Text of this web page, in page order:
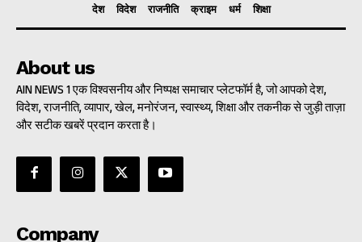
देश विदेश राजनीति क्राइम धर्म शिक्षा
About us
AIN NEWS 1 एक विश्वसनीय और निष्पक्ष समाचार प्लेटफॉर्म है, जो आपको देश,
विदेश, राजनीति, व्यापार, खेल, मनोरंजन, स्वास्थ्य, शिक्षा और तकनीक से जुड़ी ताज़ा
और सटीक खबरें प्रदान करता है।
Company